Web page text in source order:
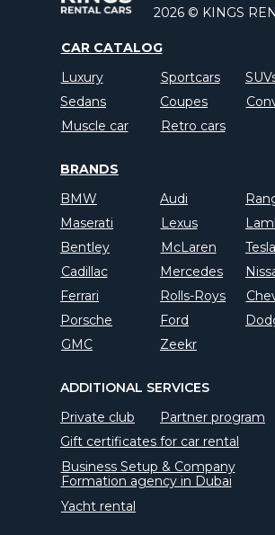
CAR CATALOG
BRANDS
ADDITIONAL SERVICES
Sportcars
Luxury
Coupes
BMW Audi
Bentley
Cadillac
McLaren
Mercedes
Porsche
Rolls-Roys
Lexus
Tesla
Ferrari
Maserati
2026 © KINGS
Sedans
Muscle car
Ford
Partner program
Gift certificates for car rental
Business Setup & Company
Formation agency in Dubai
Private club
Yacht rental
Retro cars
GMC Zeekr